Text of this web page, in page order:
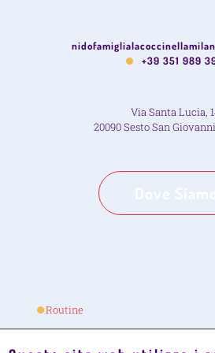
+39 351 989
Via Santa Lucia,
20090 Sesto San
Routine